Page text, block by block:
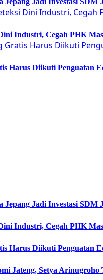
Jadi Investasi SDM
Industri, Cegah PHK
Harus Diikuti Penguatan
Jadi Investasi SDM
Industri, Cegah PHK
Harus Diikuti Penguatan
Jateng, Setya